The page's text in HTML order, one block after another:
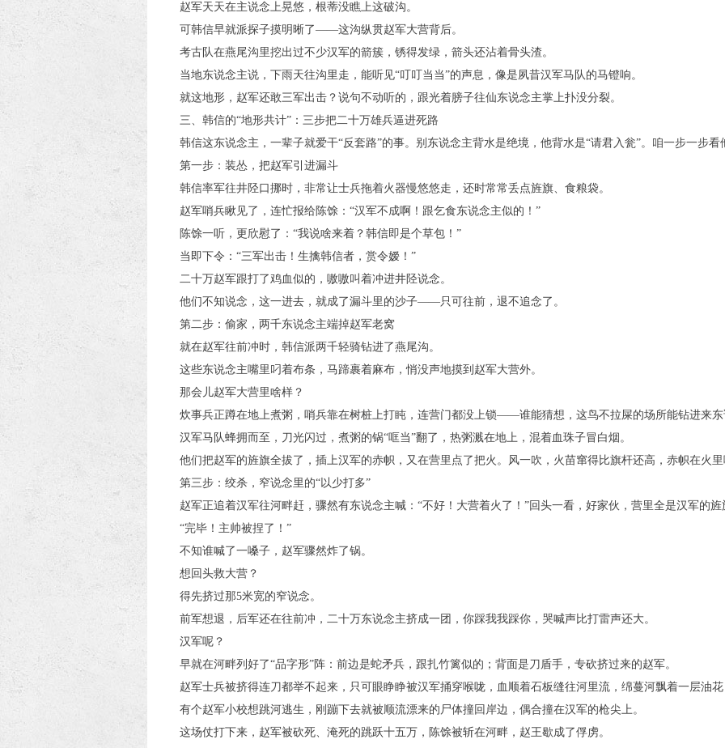
赵军天天在主说念上晃悠，根蒂没瞧上这破沟。
可韩信早就派探子摸明晰了——这沟纵贯赵军大营背后。
考古队在燕尾沟里挖出过不少汉军的箭簇，锈得发绿，箭头还沾着骨头渣。
当地东说念主说，下雨天往沟里走，能听见“叮叮当当”的声息，像是夙昔汉军马队的马镫响。
就这地形，赵军还敢三军出击？说句不动听的，跟光着膀子往仙东说念主掌上扑没分裂。
三、韩信的“地形共计”：三步把二十万雄兵逼进死路
韩信这东说念主，一辈子就爱干“反套路”的事。别东说念主背水是绝境，他背水是“请君入瓮”。咱一步一步看
第一步：装怂，把赵军引进漏斗
韩信率军往井陉口挪时，非常让士兵拖着火器慢悠悠走，还时常常丢点旌旗、食粮袋。
赵军哨兵瞅见了，连忙报给陈馀：“汉军不成啊！跟乞食东说念主似的！”
陈馀一听，更欣慰了：“我说啥来着？韩信即是个草包！”
当即下令：“三军出击！生擒韩信者，赏令嫒！”
二十万赵军跟打了鸡血似的，嗷嗷叫着冲进井陉说念。
他们不知说念，这一进去，就成了漏斗里的沙子——只可往前，退不追念了。
第二步：偷家，两千东说念主端掉赵军老窝
就在赵军往前冲时，韩信派两千轻骑钻进了燕尾沟。
这些东说念主嘴里叼着布条，马蹄裹着麻布，悄没声地摸到赵军大营外。
那会儿赵军大营里啥样？
炊事兵正蹲在地上煮粥，哨兵靠在树桩上打盹，连营门都没上锁——谁能猜想，这鸟不拉屎的场所能钻进来
汉军马队蜂拥而至，刀光闪过，煮粥的锅“哐当”翻了，热粥溅在地上，混着血珠子冒白烟。
他们把赵军的旌旗全拔了，插上汉军的赤帜，又在营里点了把火。风一吹，火苗窜得比旗杆还高，赤帜在火
第三步：绞杀，窄说念里的“以少打多”
赵军正追着汉军往河畔赶，骤然有东说念主喊：“不好！大营着火了！”回头一看，好家伙，营里全是汉军的旌
“完毕！主帅被捏了！”
不知谁喊了一嗓子，赵军骤然炸了锅。
想回头救大营？
得先挤过那5米宽的窄说念。
前军想退，后军还在往前冲，二十万东说念主挤成一团，你踩我我踩你，哭喊声比打雷声还大。
汉军呢？
早就在河畔列好了“品字形”阵：前边是蛇矛兵，跟扎竹篱似的；背面是刀盾手，专砍挤过来的赵军。
赵军士兵被挤得连刀都举不起来，只可眼睁睁被汉军捅穿喉咙，血顺着石板缝往河里流，绵蔓河飘着一层油
有个赵军小校想跳河逃生，刚蹦下去就被顺流漂来的尸体撞回岸边，偶合撞在汉军的枪尖上。
这场仗打下来，赵军被砍死、淹死的跳跃十五万，陈馀被斩在河畔，赵王歇成了俘虏。